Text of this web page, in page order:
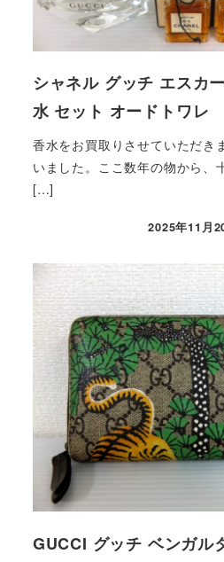
シャネル グッチ エスカ
水 セット オードトワレ
香水をお買取りさせていただき
いました。ここ数年の物から、
[…]
2025年11月
GUCCI グッチ ベンガル